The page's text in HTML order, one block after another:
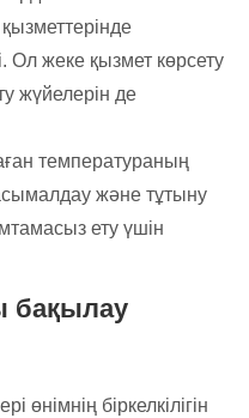
Ол жеке қызмет көрсету
жүйелерін де
температураның
және тұтыну
ету үшін
бақылау
өнімнің біркелкілігін